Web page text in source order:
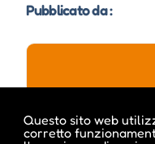
Questo sito web
corretto
Pubblicato da :